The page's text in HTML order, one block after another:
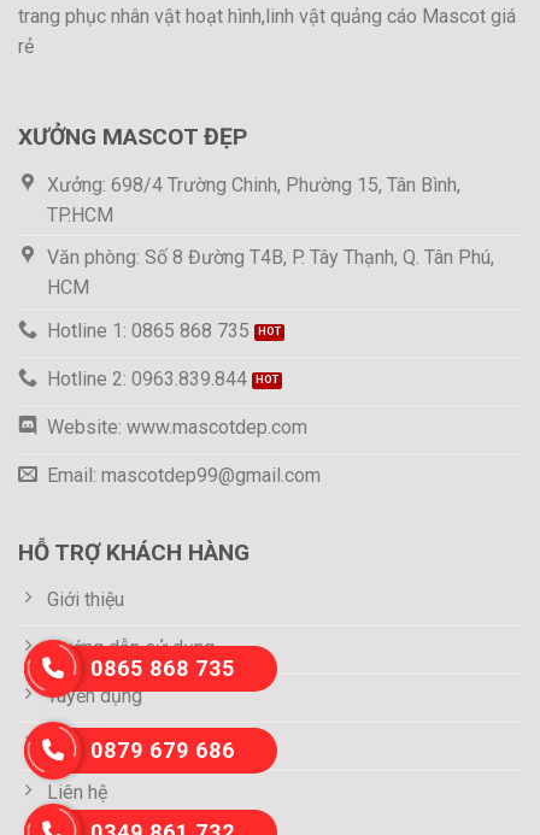
trang phục nhân vật hoạt hình,linh vật quảng cáo Mascot giá
rẻ
XƯỞNG MASCOT ĐẸP
Xưởng: 698/4 Trường Chinh, Phường 15, Tân Bình,
TP.HCM
Văn phòng: Số 8 Đường T4B, P. Tây Thạnh, Q. Tân Phú,
HCM
Hotline 1: 0865 868 735
Hotline 2: 0963.839.844
Website: www.mascotdep.com
Email: mascotdep99@gmail.com
HỖ TRỢ KHÁCH HÀNG
Giới thiệu
Hướng dẫn sử dụng
Tuyển dụng
Thông tin thanh toán
Liên hệ
0865 868 735
0879 679 686